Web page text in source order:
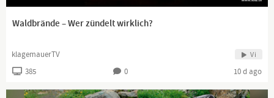
https://www.youtube.com/watch?v=qoEs0l0IaGI
Waldbrände – Wer zündelt wirklich?
klagemauerTV Vi
385 0 10 d ago